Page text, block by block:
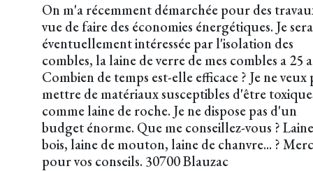
On m'a récemment démarchée pour des
vue de faire des économies énergétiques. Je
éventuellement intéressée par l'isolation des
combles, la laine de verre de mes combles a 25
Combien de temps est-elle efficace ? Je ne veux
mettre de matériaux susceptibles d'être
comme laine de roche. Je ne dispose pas d'un
budget énorme. Que me conseillez-vous ?
bois, laine de mouton, laine de chanvre... ?
pour vos conseils. 30700 Blauzac